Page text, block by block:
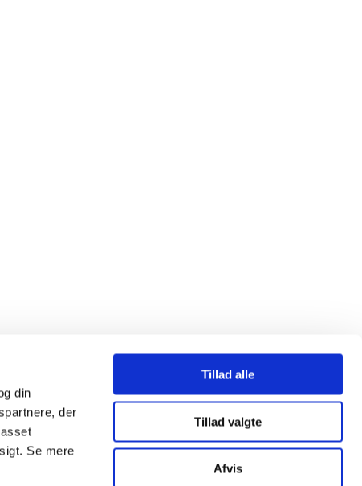
din
der
Se mere
Tillad alle
Tillad valgte
Afvis